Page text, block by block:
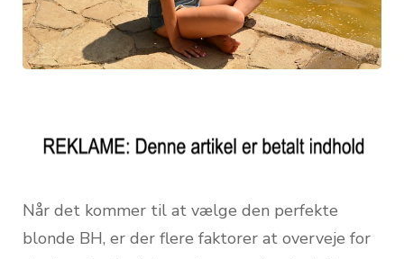
Når det kommer til at vælge den perfekte
blonde BH, er der flere faktorer at overveje for